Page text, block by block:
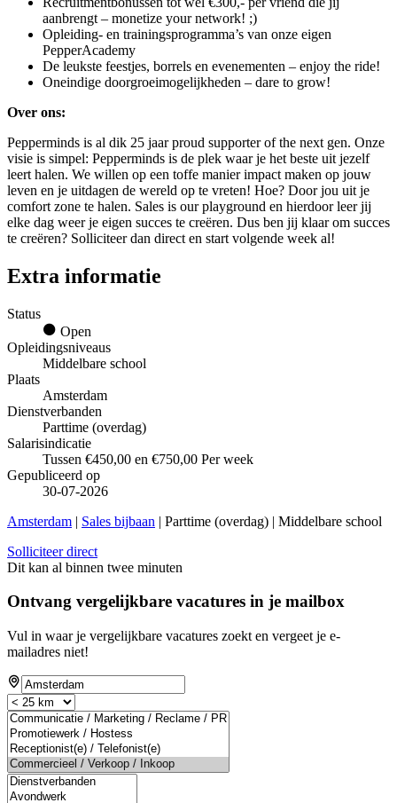
aanbrengt – monetize your network! ;)
Opleiding- en trainingsprogramma’s van onze eigen
PepperAcademy
De leukste feestjes, borrels en evenementen – enjoy the ride!
Oneindige doorgroeimogelijkheden – dare to grow!
Over ons:
Pepperminds is al dik 25 jaar proud supporter of the next gen. Onze
visie is simpel: Pepperminds is de plek waar je het beste uit jezelf
leert halen. We willen op een toffe manier impact maken op jouw
leven en je uitdagen de wereld op te vreten! Hoe? Door jou uit je
comfort zone te halen. Sales is our playground en hierdoor leer jij
elke dag weer je eigen succes te creëren. Dus ben jij klaar om succes
te creëren? Solliciteer dan direct en start volgende week al!
Extra informatie
Status
Open
Opleidingsniveaus
Middelbare school
Plaats
Amsterdam
Dienstverbanden
Parttime (overdag)
Salarisindicatie
Tussen €450,00 en €750,00 Per week
Gepubliceerd op
30-07-2026
Amsterdam | Sales bijbaan | Parttime (overdag) | Middelbare school
Solliciteer direct
Dit kan al binnen twee minuten
Ontvang vergelijkbare vacatures in je mailbox
Vul in waar je vergelijkbare vacatures zoekt en vergeet je e-
mailadres niet!
If
you
are
a
human,
ignore
this
field